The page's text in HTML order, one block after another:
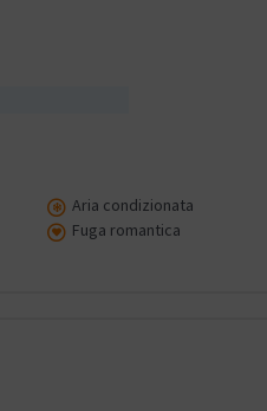
Aria condizionata
Fuga romantica